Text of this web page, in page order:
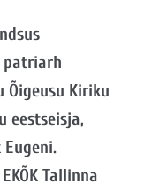
patriarh
Õigeusu Kiriku
eestseisja,
Tallinna